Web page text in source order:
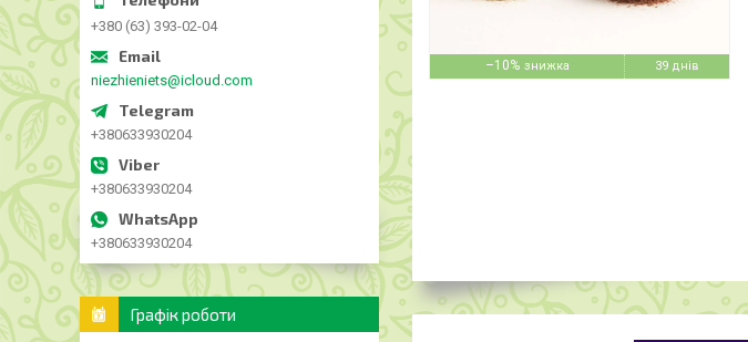
–10% 39 днів
+380 (63) 393-02-04
niezhieniets@icloud.com
+380633930204
+380633930204
+380633930204
Графік роботи